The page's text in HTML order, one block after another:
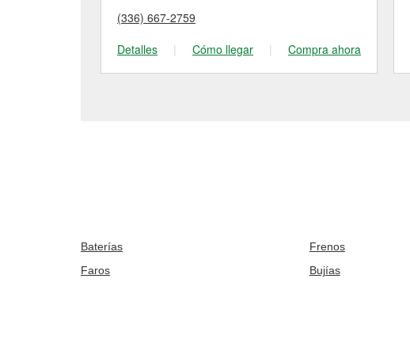
(336) 667-2759
Detalles
| Cómo llegar | Compra ahora
Baterías Frenos
Faros
Bujías